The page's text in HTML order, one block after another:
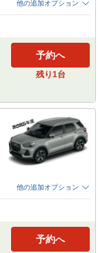
他の追加オプション
閉じる
予約へ
残り1台
他の追加オプション
閉じる
予約へ